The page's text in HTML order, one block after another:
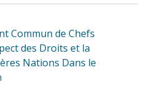
Commun de Chefs
des Droits et la
Nations Dans le